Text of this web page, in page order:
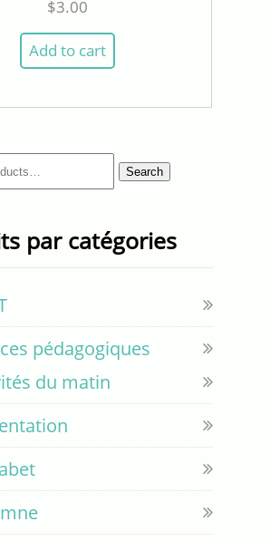
$3.00
Add to cart
Search
par catégories
pédagogiques
du matin